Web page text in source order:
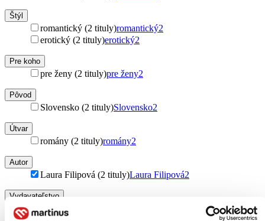
Štýl
romantický (2 tituly)romantický2
erotický (2 tituly)erotický2
Pre koho
pre ženy (2 tituly)pre ženy2
Pôvod
Slovensko (2 tituly)Slovensko2
Útvar
romány (2 tituly)romány2
Autor
Laura Filipová (2 tituly)Laura Filipová2
Vydavateľstvo
Motýľ (2 tituly)